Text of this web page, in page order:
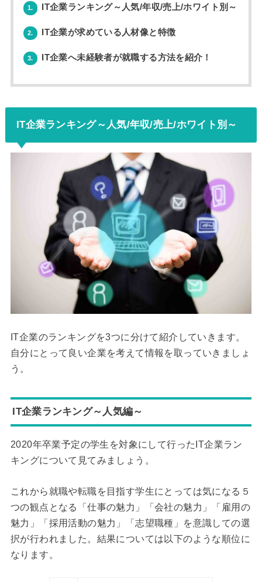
1. IT企業ランキング～人気/年収/売上/ホワイト別～
2. IT企業が求めている人材像と特徴
3. IT企業へ未経験者が就職する方法を紹介！
IT企業ランキング～人気/年収/売上/ホワイト別～
IT企業のランキングを3つに分けて紹介していきます。
自分にとって良い企業を考えて情報を取っていきましょ
う。
IT企業ランキング～人気編～
2020年卒業予定の学生を対象にして行ったIT企業ラン
キングについて見てみましょう。
これから就職や転職を目指す学生にとっては気になる５
つの観点となる「仕事の魅力」「会社の魅力」「雇用の
魅力」「採用活動の魅力」「志望職種」を意識しての選
択が行われました。結果については以下のような順位に
なります。